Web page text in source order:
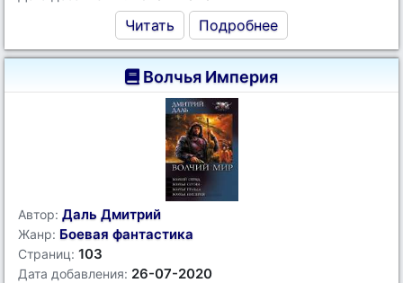
Читать Подробнее
Волчья Империя
Автор: Даль Дмитрий
Жанр: Боевая фантастика
Страниц: 103
Дата добавления: 26-07-2020